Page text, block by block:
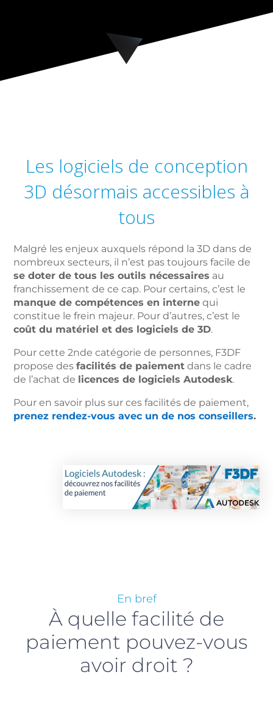
Les logiciels de conception
3D désormais accessibles à
tous
Malgré les enjeux auxquels répond la 3D dans de
nombreux secteurs, il n’est pas toujours facile de
se doter de tous les outils nécessaires au
franchissement de ce cap. Pour certains, c’est le
manque de compétences en interne qui
constitue le frein majeur. Pour d’autres, c’est le
coût du matériel et des logiciels de 3D.
Pour cette 2nde catégorie de personnes, F3DF
propose desfacilités de paiement dans le cadre
de l’achat de licences de logiciels Autodesk.
Pour en savoir plus sur ces facilités de paiement,
prenez rendez-vous avec un de nos conseillers.
En bref
À quelle facilité de
paiement pouvez-vous
avoir droit ?